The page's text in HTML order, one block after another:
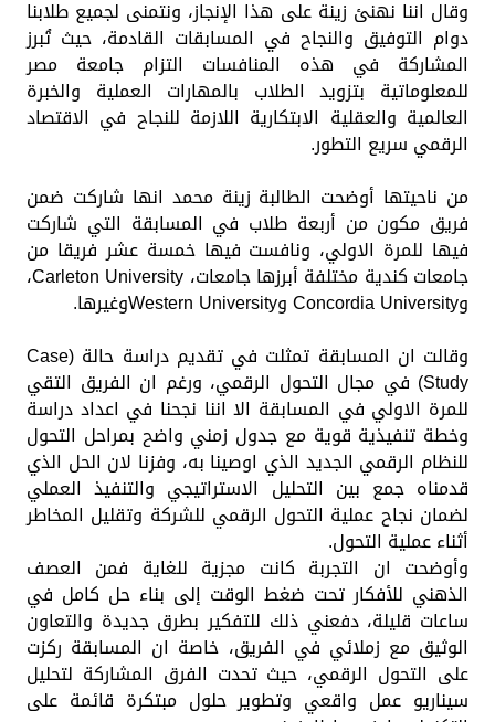
وقال اننا نهنئ زينة على هذا الإنجاز، ونتمنى لجميع طلابنا
دوام التوفيق والنجاح في المسابقات القادمة، حيث تُبرز
المشاركة في هذه المنافسات التزام جامعة مصر
للمعلوماتية بتزويد الطلاب بالمهارات العملية والخبرة
العالمية والعقلية الابتكارية اللازمة للنجاح في الاقتصاد
الرقمي سريع التطور.
من ناحيتها أوضحت الطالبة زينة محمد انها شاركت ضمن
فريق مكون من أربعة طلاب في المسابقة التي شاركت
فيها للمرة الاولي، ونافست فيها خمسة عشر فريقا من
جامعات كندية مختلفة أبرزها جامعات، Carleton University،
وConcordia University وWestern Universityوغيرها.
وقالت ان المسابقة تمثلت في تقديم دراسة حالة (Case
Study) في مجال التحول الرقمي، ورغم ان الفريق التقي
للمرة الاولي في المسابقة الا اننا نجحنا في اعداد دراسة
وخطة تنفيذية قوية مع جدول زمني واضح بمراحل التحول
للنظام الرقمي الجديد الذي اوصينا به، وفزنا لان الحل الذي
قدمناه جمع بين التحليل الاستراتيجي والتنفيذ العملي
لضمان نجاح عملية التحول الرقمي للشركة وتقليل المخاطر
أثناء عملية التحول.
وأوضحت ان التجربة كانت مجزية للغاية فمن العصف
الذهني للأفكار تحت ضغط الوقت إلى بناء حل كامل في
ساعات قليلة، دفعني ذلك للتفكير بطرق جديدة والتعاون
الوثيق مع زملائي في الفريق، خاصة ان المسابقة ركزت
على التحول الرقمي، حيث تحدت الفرق المشاركة لتحليل
سيناريو عمل واقعي وتطوير حلول مبتكرة قائمة على